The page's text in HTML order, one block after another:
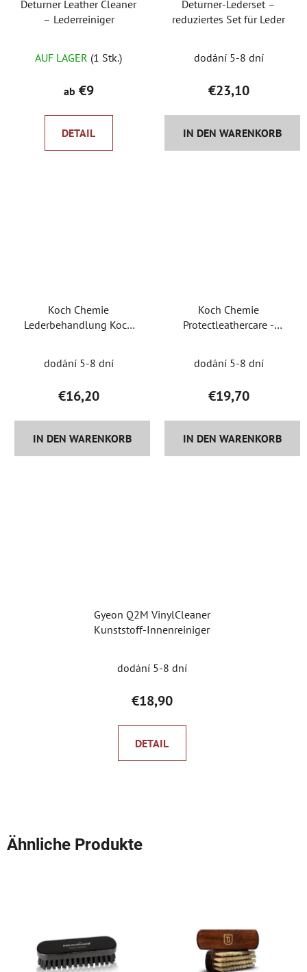
Deturner Leather Cleaner
– Lederreiniger
durchschnittliche
Produktbewertung
5,0
von
AUF LAGER (1 Stk.)
ab €9
DETAIL
Deturner-Lederset –
reduziertes Set für Leder
ist
von
dodání 5-8 dní
€23,10
IN DEN WARENKORB
Koch Chemie
Lederbehandlung Koch
dodání 5-8 dní
€16,20
IN DEN WARENKORB
Koch Chemie
Protectleathercare -
dodání 5-8 dní
€19,70
IN DEN WARENKORB
Gyeon Q2M VinylCleaner
Kunststoff-Innenreiniger
dodání 5-8 dní
€18,90
DETAIL
Ähnliche Produkte